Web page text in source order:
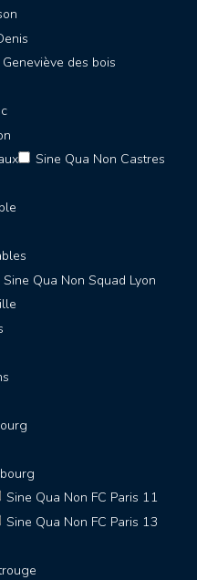
des bois
Sine Qua Non Castres
Sine Qua Non Squad Lyon
Sine Qua Non FC Paris 11
Sine Qua Non FC Paris 13